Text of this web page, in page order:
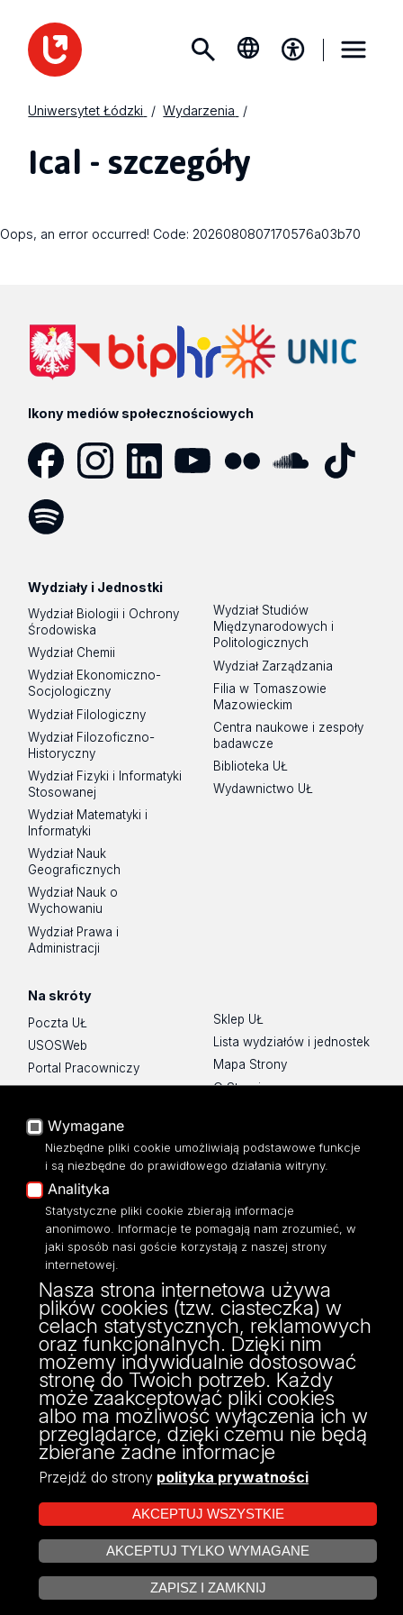
Uniwersytet Łódzki Wydarzenia
Ical - szczegóły
Oops, an error occurred! Code: 2026080807170576a03b70
Ikony mediów społecznościowych
Wydziały i Jednostki
Wydział Biologii i Ochrony
Środowiska
Wydział Chemii
Wydział Ekonomiczno-
Socjologiczny
Wydział Filologiczny
Wydział Filozoficzno-
Historyczny
Wydział Fizyki i Informatyki
Stosowanej
Wydział Matematyki i
Informatyki
Wydział Nauk
Geograficznych
Wydział Nauk o
Wychowaniu
Wydział Prawa i
Administracji
Wydział Studiów
Międzynarodowych i
Politologicznych
Wydział Zarządzania
Filia w Tomaszowie
Mazowieckim
Centra naukowe i zespoły
badawcze
Biblioteka UŁ
Wydawnictwo UŁ
Na skróty
Poczta UŁ
USOSWeb
Portal Pracowniczy
Baza Aktów Własnych
Moodle
Eksperci UŁ
Polityka Prywatności
Dostępność
Sklep UŁ
Lista wydziałów i jednostek
Mapa Strony
O Stronie
ul. Narutowicza 68, 90-136 Łódź
NIP: 724 000 32 43
Adres do doręczeń elektronicznych (ADE):
AE:PL-74796-17640-IHHIV-17
KONTAKT
Projekt Multiportalu UŁ współfinansowany z funduszy Unii Europejskiej w
ramach konkursu NCBR
Wymagane
Niezbędne pliki cookie umożliwiają podstawowe funkcje
i są niezbędne do prawidłowego działania witryny.
Analityka
Statystyczne pliki cookie zbierają informacje
anonimowo. Informacje te pomagają nam zrozumieć, w
jaki sposób nasi goście korzystają z naszej strony
internetowej.
Nasza strona internetowa używa
plików cookies (tzw. ciasteczka) w
celach statystycznych, reklamowych
oraz funkcjonalnych. Dzięki nim
możemy indywidualnie dostosować
stronę do Twoich potrzeb. Każdy
może zaakceptować pliki cookies
albo ma możliwość wyłączenia ich w
przeglądarce, dzięki czemu nie będą
zbierane żadne informacje
Przejdź do strony polityka prywatności
AKCEPTUJ WSZYSTKIE
AKCEPTUJ TYLKO WYMAGANE
ZAPISZ I ZAMKNIJ
ZARZĄDZAJ COOKIES